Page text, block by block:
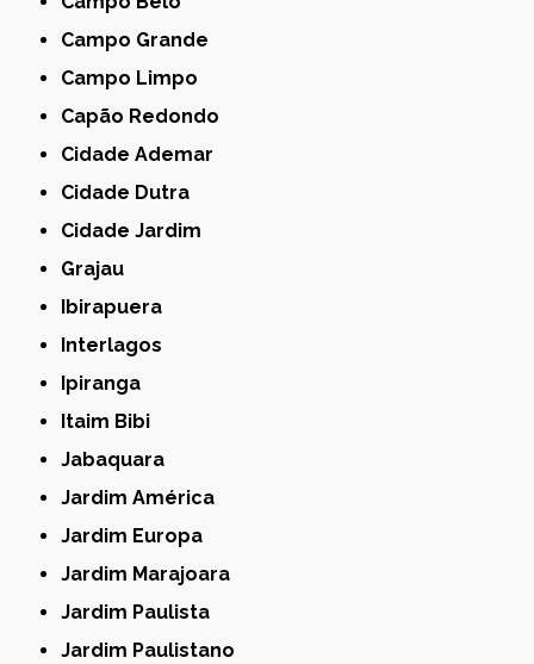
Campo Grande
Campo Limpo
Capão Redondo
Cidade Ademar
Cidade Dutra
Cidade Jardim
Grajau
Ibirapuera
Interlagos
Ipiranga
Itaim Bibi
Jabaquara
Jardim América
Jardim Europa
Jardim Marajoara
Jardim Paulista
Jardim Paulistano